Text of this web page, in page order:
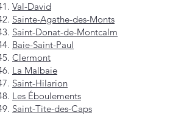
Val-David
Sainte-Agathe-des-Monts
Saint-Donat-de-Montcalm
Baie-Saint-Paul
Clermont
La Malbaie
Saint-Hilarion
Les Éboulements
Saint-Tite-des-Caps